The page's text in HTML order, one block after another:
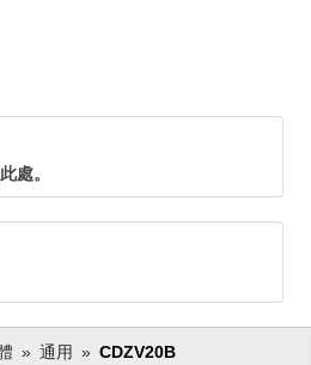
處。
通用 CDZV20B